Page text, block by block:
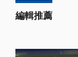
編輯推薦